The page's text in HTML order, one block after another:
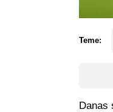
Teme:
Danas